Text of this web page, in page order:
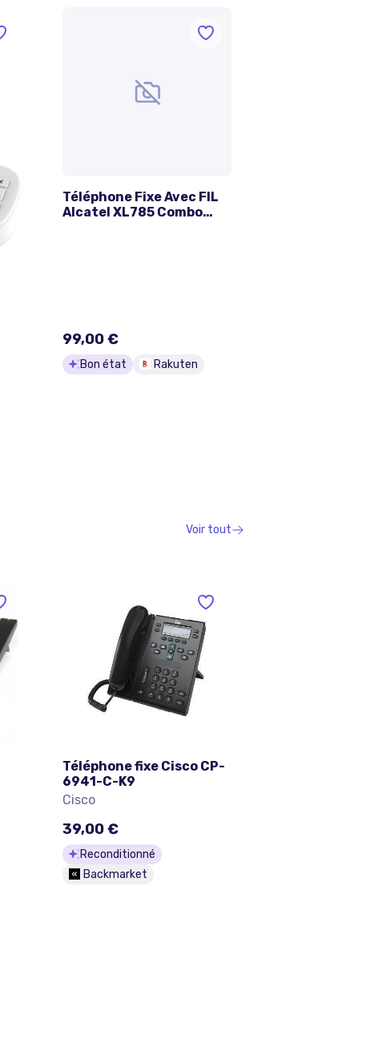
Téléphone Fixe Avec FIL
Alcatel XL785 Combo
99,00 €
Bon état Rakuten
Voir tout
Téléphone fixe Cisco CP-
6941-C-K9
Cisco
39,00 €
Reconditionné
Backmarket